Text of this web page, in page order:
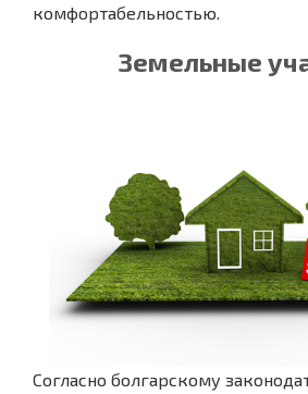
комфортабельностью.
Земельные
Согласно болгарскому